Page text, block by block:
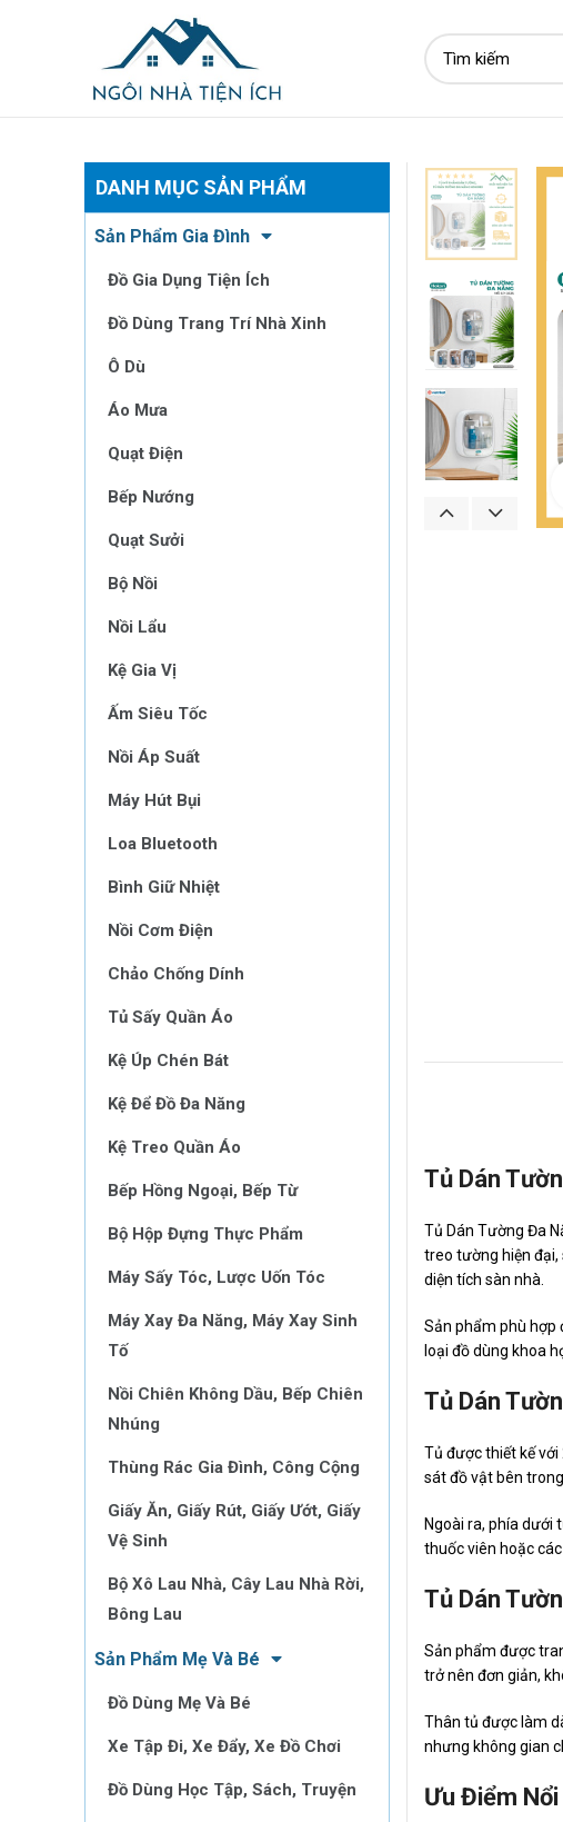
Tủ Dán
Tủ Dán Tường Đa
treo tường hiện
diện tích sàn nhà.
Sản phẩm phù hợp
loại đồ dùng khoa
Tủ Dán
Tủ được thiết kế
sát đồ vật bên
Ngoài ra, phía dưới
thuốc viên hoặc
Tủ Dán
Sản phẩm được
trở nên đơn giản,
Thân tủ được làm
nhưng không gian
Ưu Điểm
DANH MỤC SẢN PHẨM
Sản Phẩm Gia Đình
Đồ Gia Dụng Tiện Ích
Đồ Dùng Trang Trí Nhà Xinh
Ô Dù
Áo Mưa
Quạt Điện
Bếp Nướng
Quạt Sưởi
Bộ Nồi
Nồi Lẩu
Kệ Gia Vị
Ấm Siêu Tốc
Nồi Áp Suất
Máy Hút Bụi
Loa Bluetooth
Bình Giữ Nhiệt
Nồi Cơm Điện
Chảo Chống Dính
Tủ Sấy Quần Áo
Kệ Úp Chén Bát
Kệ Để Đồ Đa Năng
Kệ Treo Quần Áo
Bếp Hồng Ngoại, Bếp Từ
Bộ Hộp Đựng Thực Phẩm
Máy Sấy Tóc, Lược Uốn Tóc
Máy Xay Đa Năng, Máy Xay Sinh
Tố
Nồi Chiên Không Dầu, Bếp Chiên
Nhúng
Thùng Rác Gia Đình, Công Cộng
Giấy Ăn, Giấy Rút, Giấy Ướt, Giấy
Vệ Sinh
Bộ Xô Lau Nhà, Cây Lau Nhà Rời,
Bông Lau
Sản Phẩm Mẹ Và Bé
Đồ Dùng Mẹ Và Bé
Xe Tập Đi, Xe Đẩy, Xe Đồ Chơi
Đồ Dùng Học Tập, Sách, Truyện